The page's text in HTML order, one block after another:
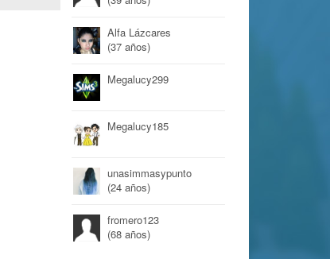
Alfa Lázcares
(37 años)
Megalucy299
Megalucy185
unasimmasypunto
(24 años)
fromero123
(68 años)